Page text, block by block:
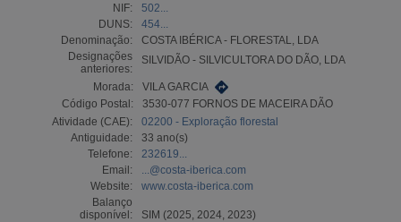
NIF:
502...
DUNS:
454...
Denominação:
COSTA IBÉRICA - FLORESTAL, LDA
Designações
anteriores:
SILVIDÃO - SILVICULTORA DO DÃO, LDA
Morada:
VILA GARCIA
Código Postal:
3530-077 FORNOS DE MACEIRA DÃO
Atividade (CAE):
02200 - Exploração florestal
Antiguidade:
33 ano(s)
Telefone:
232619...
Email:
...@costa-iberica.com
Website:
www.costa-iberica.com
Balanço
disponível:
SIM (2025, 2024, 2023)